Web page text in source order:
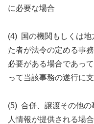
に必要な場合
(4) 国の機関もしくは
た者が法令の定める事
必要がある場合であっ
って当該事務の遂行に
(5) 合併、譲渡その他
人情報が提供される場合